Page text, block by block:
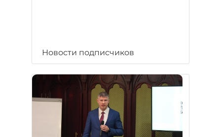
Новости подписчиков